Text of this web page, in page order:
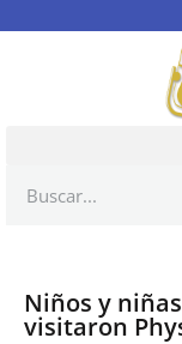
Niños y
visitaron